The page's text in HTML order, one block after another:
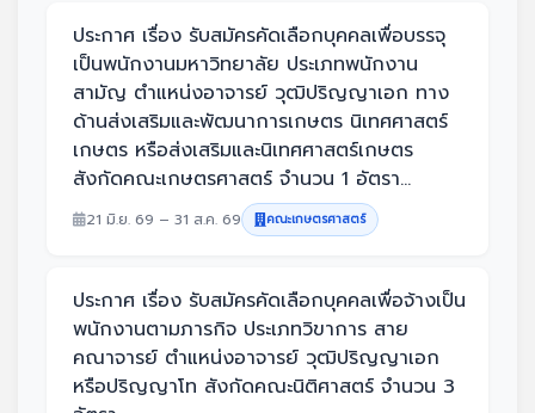
ประกาศ เรื่อง รับสมัครคัดเลือกบุคคลเพื่อบรรจุ
เป็นพนักงานมหาวิทยาลัย ประเภทพนักงาน
สามัญ ตำแหน่งอาจารย์ วุฒิปริญญาเอก ทาง
ด้านส่งเสริมและพัฒนาการเกษตร นิเทศศาสตร์
เกษตร หรือส่งเสริมและนิเทศศาสตร์เกษตร
สังกัดคณะเกษตรศาสตร์ จำนวน 1 อัตรา...
21 มิ.ย. 69 – 31 ส.ค. 69 คณะเกษตรศาสตร์
ประกาศ เรื่อง รับสมัครคัดเลือกบุคคลเพื่อจ้างเป็น
พนักงานตามภารกิจ ประเภทวิขาการ สาย
คณาจารย์ ตำแหน่งอาจารย์ วุฒิปริญญาเอก
หรือปริญญาโท สังกัดคณะนิติศาสตร์ จำนวน 3